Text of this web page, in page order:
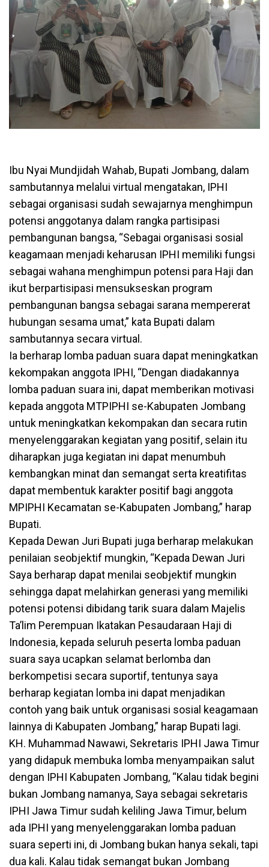
Ibu Nyai Mundjidah Wahab, Bupati Jombang, dalam
sambutannya melalui virtual mengatakan, IPHI
sebagai organisasi sudah sewajarnya menghimpun
potensi anggotanya dalam rangka partisipasi
pembangunan bangsa, “Sebagai organisasi sosial
keagamaan menjadi keharusan IPHI memiliki fungsi
sebagai wahana menghimpun potensi para Haji dan
ikut berpartisipasi mensukseskan program
pembangunan bangsa sebagai sarana mempererat
hubungan sesama umat,” kata Bupati dalam
sambutannya secara virtual.
Ia berharap lomba paduan suara dapat meningkatkan
kekompakan anggota IPHI, “Dengan diadakannya
lomba paduan suara ini, dapat memberikan motivasi
kepada anggota MTPIPHI se-Kabupaten Jombang
untuk meningkatkan kekompakan dan secara rutin
menyelenggarakan kegiatan yang positif, selain itu
diharapkan juga kegiatan ini dapat menumbuh
kembangkan minat dan semangat serta kreatifitas
dapat membentuk karakter positif bagi anggota
MPIPHI Kecamatan se-Kabupaten Jombang,” harap
Bupati.
Kepada Dewan Juri Bupati juga berharap melakukan
penilaian seobjektif mungkin, “Kepada Dewan Juri
Saya berharap dapat menilai seobjektif mungkin
sehingga dapat melahirkan generasi yang memiliki
potensi potensi dibidang tarik suara dalam Majelis
Ta’lim Perempuan Ikatakan Pesaudaraan Haji di
Indonesia, kepada seluruh peserta lomba paduan
suara saya ucapkan selamat berlomba dan
berkompetisi secara suportif, tentunya saya
berharap kegiatan lomba ini dapat menjadikan
contoh yang baik untuk organisasi sosial keagamaan
lainnya di Kabupaten Jombang,” harap Bupati lagi.
KH. Muhammad Nawawi, Sekretaris IPHI Jawa Timur
yang didapuk membuka lomba menyampaikan salut
dengan IPHI Kabupaten Jombang, “Kalau tidak begini
bukan Jombang namanya, Saya sebagai sekretaris
IPHI Jawa Timur sudah keliling Jawa Timur, belum
ada IPHI yang menyelenggarakan lomba paduan
suara seperti ini, di Jombang bukan hanya sekali, tapi
dua kali. Kalau tidak semangat bukan Jombang